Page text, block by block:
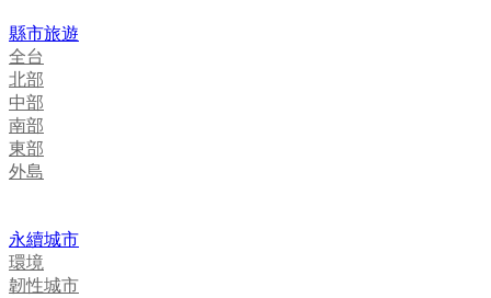
縣市旅遊
全台
北部
中部
南部
東部
外島
永續城市
環境
韌性城市